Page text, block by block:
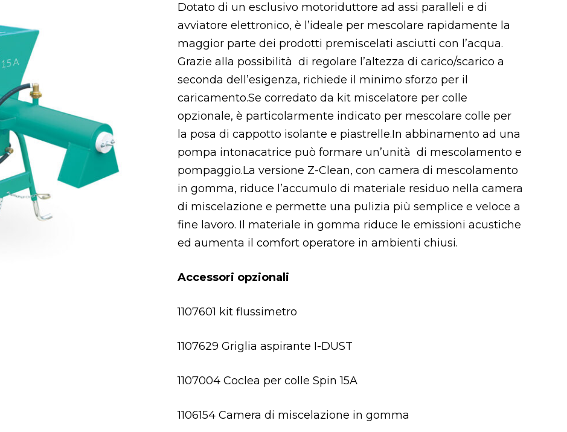
Dotato di un esclusivo motoriduttore ad assi paralleli e di
avviatore elettronico, è l’ideale per mescolare rapidamente la
maggior parte dei prodotti premiscelati asciutti con l’acqua.
Grazie alla possibilità di regolare l’altezza di carico/scarico a
seconda dell’esigenza, richiede il minimo sforzo per il
caricamento.Se corredato da kit miscelatore per colle
opzionale, è particolarmente indicato per mescolare colle per
la posa di cappotto isolante e piastrelle.In abbinamento ad una
pompa intonacatrice può formare un’unità di mescolamento e
pompaggio.La versione Z-Clean, con camera di mescolamento
in gomma, riduce l’accumulo di materiale residuo nella camera
di miscelazione e permette una pulizia più semplice e veloce a
fine lavoro. Il materiale in gomma riduce le emissioni acustiche
ed aumenta il comfort operatore in ambienti chiusi.
Accessori opzionali
1107601 kit flussimetro
1107629 Griglia aspirante I-DUST
1107004 Coclea per colle Spin 15A
1106154 Camera di miscelazione in gomma